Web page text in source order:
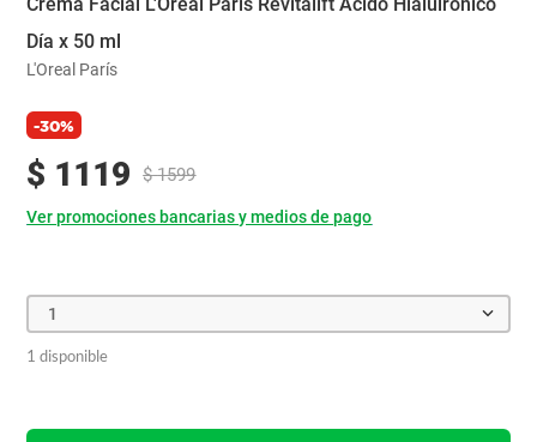
Día x 50 ml
L'Oreal París
-30%
$ 1119 $ 1599
Ver promociones bancarias y medios de pago
1
1 disponible